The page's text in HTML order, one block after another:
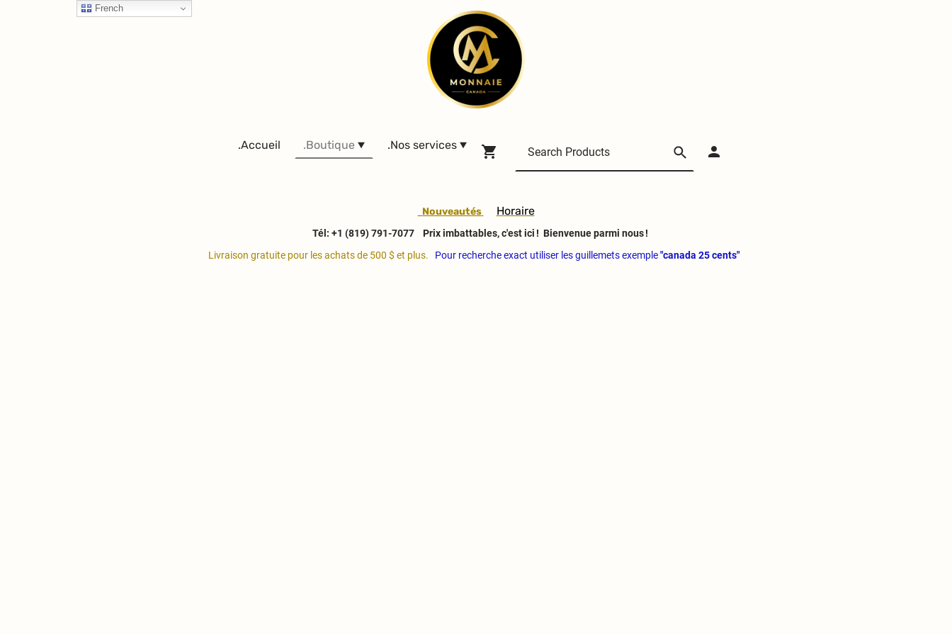
.Accueil .Boutique .Nos services
Nouveautés Horaire
Tél: +1 (819) 791-7077
Prix imbattables, c'est ici ! Bienvenue parmi nous !
Livraison gratuite pour les achats de 500 $ et plus.
Pour recherche exact utiliser les guillemets exemple"canada 25 cents"
French